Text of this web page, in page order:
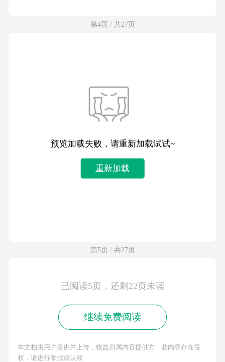
第4页 / 共27页
预览加载失败，请重新加载试试~
重新加载
第5页 / 共27页
已阅读5页，还剩22页未读
继续免费阅读
本文档由用户提供并上传，收益归属内容提供方，若内容存在侵
权，请进行举报或认领